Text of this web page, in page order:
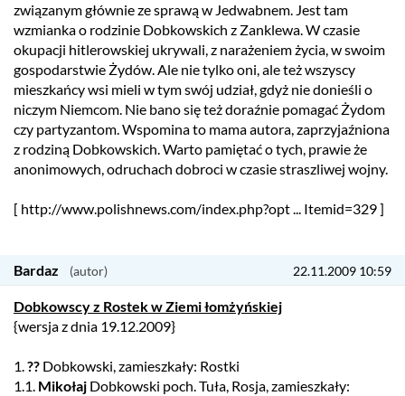
związanym głównie ze sprawą w Jedwabnem. Jest tam
wzmianka o rodzinie Dobkowskich z Zanklewa. W czasie
okupacji hitlerowskiej ukrywali, z narażeniem życia, w swoim
gospodarstwie Żydów. Ale nie tylko oni, ale też wszyscy
mieszkańcy wsi mieli w tym swój udział, gdyż nie donieśli o
niczym Niemcom. Nie bano się też doraźnie pomagać Żydom
czy partyzantom. Wspomina to mama autora, zaprzyjaźniona
z rodziną Dobkowskich. Warto pamiętać o tych, prawie że
anonimowych, odruchach dobroci w czasie straszliwej wojny.
[ http://www.polishnews.com/index.php?opt ... Itemid=329 ]
Bardaz 22.11.2009 10:59
Dobkowscy z Rostek w Ziemi łomżyńskiej
{wersja z dnia 19.12.2009}
1.?? Dobkowski, zamieszkały: Rostki
1.1. Mikołaj Dobkowski poch. Tuła, Rosja, zamieszkały: